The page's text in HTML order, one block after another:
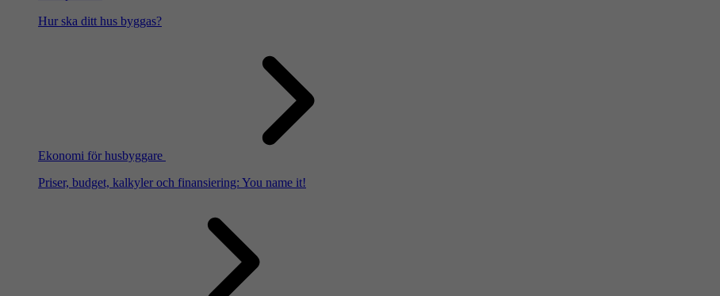
Hur ska ditt hus byggas?
Ekonomi för husbyggare
Priser, budget, kalkyler och finansiering: You name it!